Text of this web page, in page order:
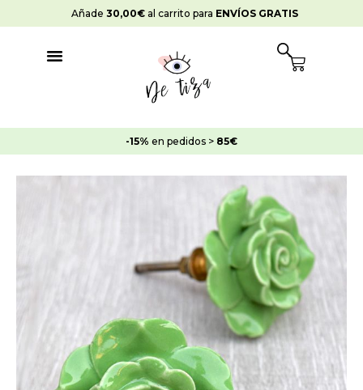
al
Añade 30,00€ al carrito para ENVÍOS GRATIS
Cart
-15% en pedidos > 85€